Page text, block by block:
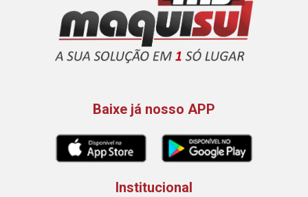
Baixe já nosso APP
Institucional